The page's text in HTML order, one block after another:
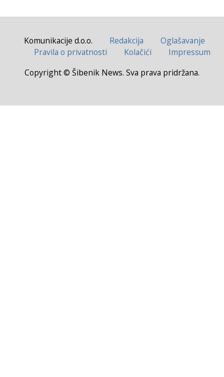
Komunikacije d.o.o. Redakcija
Oglašavanje
Pravila o privatnosti
Kolačići
Impressum
Copyright © Šibenik News. Sva prava pridržana.